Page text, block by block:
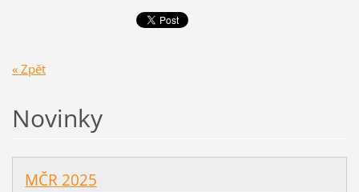
« Zpět
Novinky
MČR 2025